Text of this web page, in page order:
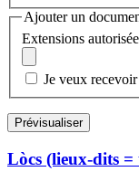
Ajouter un
Extensions
Je veux
Lòcs (lieux-dits =